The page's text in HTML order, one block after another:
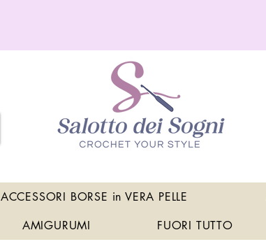
ACCESSORI BORSE in VERA PELLE
AMIGURUMI FUORI TUTTO